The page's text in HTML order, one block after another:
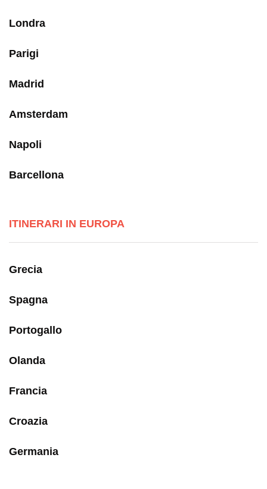
Londra
Parigi
Madrid
Amsterdam
Napoli
Barcellona
ITINERARI IN EUROPA
Grecia
Spagna
Portogallo
Olanda
Francia
Croazia
Germania